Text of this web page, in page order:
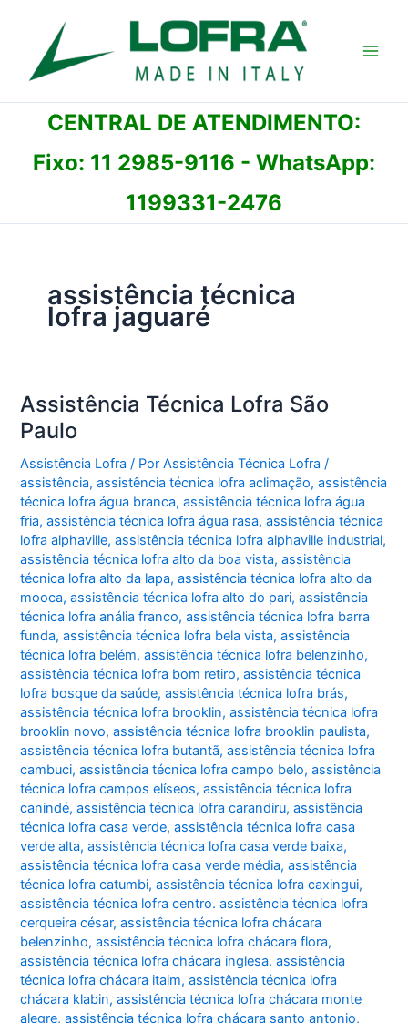
conteúdo
CENTRAL DE ATENDIMENTO:
Fixo: 11 2985-9116 - WhatsApp:
1199331-2476
assistência técnica
lofra jaguaré
Assistência Técnica Lofra São
Paulo
Assistência Lofra / PorAssistência Técnica Lofra/
assistência,assistência técnica lofra aclimação,assistência
técnica lofra água branca,assistência técnica lofra água
fria,assistência técnica lofra água rasa,assistência técnica
lofra alphaville,assistência técnica lofra alphaville industrial,
assistência técnica lofra alto da boa vista,assistência
técnica lofra alto da lapa,assistência técnica lofra alto da
mooca,assistência técnica lofra alto do pari,assistência
técnica lofra anália franco,assistência técnica lofra barra
funda,assistência técnica lofra bela vista,assistência
técnica lofra belém,assistência técnica lofra belenzinho,
assistência técnica lofra bom retiro,assistência técnica
lofra bosque da saúde,assistência técnica lofra brás,
assistência técnica lofra brooklin,assistência técnica lofra
brooklin novo,assistência técnica lofra brooklin paulista,
assistência técnica lofra butantã,assistência técnica lofra
cambuci,assistência técnica lofra campo belo,assistência
técnica lofra campos elíseos,assistência técnica lofra
canindé,assistência técnica lofra carandiru,assistência
técnica lofra casa verde,assistência técnica lofra casa
verde alta,assistência técnica lofra casa verde baixa,
assistência técnica lofra casa verde média,assistência
técnica lofra catumbi,assistência técnica lofra caxingui,
assistência técnica lofra centro. assistência técnica lofra
cerqueira césar,assistência técnica lofra chácara
belenzinho,assistência técnica lofra chácara flora,
assistência técnica lofra chácara inglesa. assistência
técnica lofra chácara itaim,assistência técnica lofra
chácara klabin,assistência técnica lofra chácara monte
alegre,assistência técnica lofra chácara santo antonio,